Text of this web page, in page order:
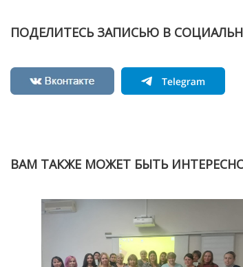
ПОДЕЛИТЕСЬ ЗАПИСЬЮ В
ВАМ ТАКЖЕ МОЖЕТ БЫТЬ